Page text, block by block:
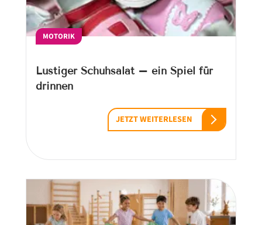
MOTORIK
Lustiger Schuhsalat – ein Spiel für
drinnen
JETZT WEITERLESEN